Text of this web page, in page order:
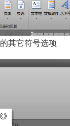
其它符号选项